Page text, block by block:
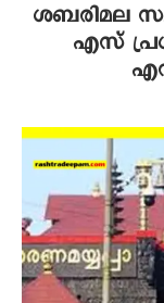
ശബരിമല
എസ്